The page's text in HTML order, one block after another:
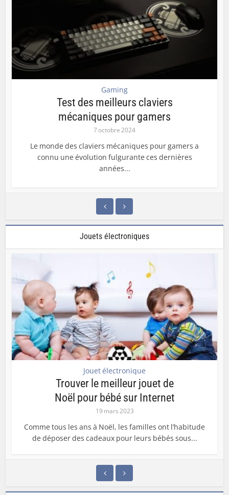
Gaming
Test des meilleurs claviers
mécaniques pour gamers
7 octobre 2024
Le monde des claviers mécaniques pour gamers a
connu une évolution fulgurante ces dernières
années...
Jouets électroniques
Jouet électronique
Trouver le meilleur jouet de
Noël pour bébé sur Internet
19 mars 2023
Comme tous les ans à Noël, les familles ont l’habitude
de déposer des cadeaux pour leurs bébés sous...